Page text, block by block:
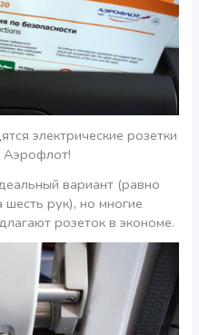
электрические розетки
Аэрофлот!
вариант (равно
рук), но многие
розеток в экономе.